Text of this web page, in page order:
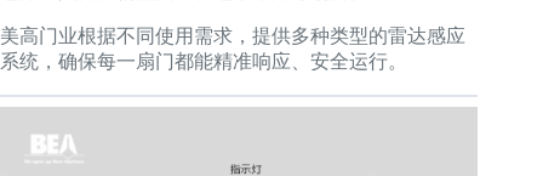
美高门业根据不同使用需求，提供多种类型的雷达感应
系统，确保每一扇门都能精准响应、安全运行。